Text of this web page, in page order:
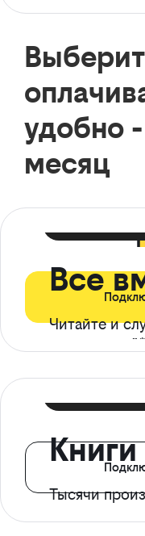
удобно
месяц
Все
Читайте и
ограничений*
Книги
Тысячи
с доступом